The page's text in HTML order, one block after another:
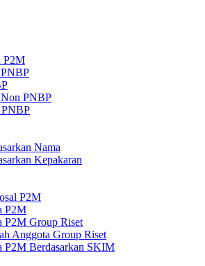
P2M
PNBP
Nama
Kepakaran
P2M
P2M
P2M Group Riset
Anggota Group Riset
P2M Berdasarkan SKIM